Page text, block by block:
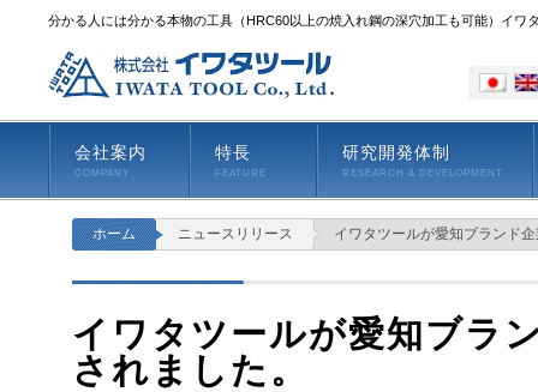
分かる人には分かる本物の工具（HRC60以上の焼入れ鋼の深穴加工も可能）イワ
会社案内
COMPANY
特長
FEATURE
研究開発体制
RESEARCH & DEVELOPMENT
ホーム ニュースリリース イワタツールが愛知ブランド
イワタツールが愛知ブラ
されました。